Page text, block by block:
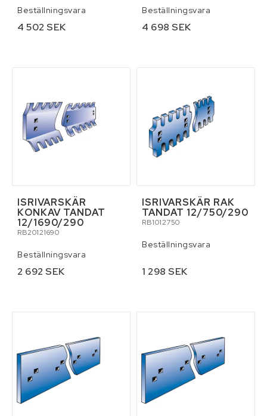
Stegar och byggställningar
Pressning av hydraulslang
Kontaktformulär
Beställningsvara
4 502 SEK
Beställningsvara
4 698 SEK
ISRIVARSKÄR
KONKAV TANDAT
12/1690/290
RB20121690
Beställningsvara
2 692 SEK
ISRIVARSKÄR RAK
TANDAT 12/750/290
RB1012750
Beställningsvara
1 298 SEK